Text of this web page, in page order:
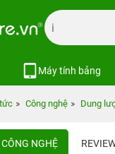
Máy tính bảng
Công nghệ Dung
CÔNG NGHỆ